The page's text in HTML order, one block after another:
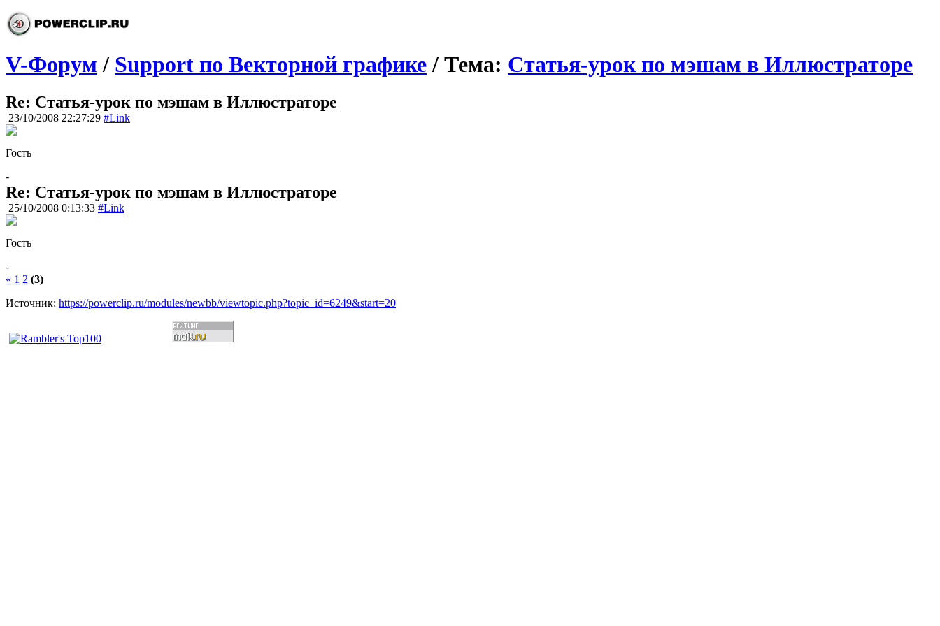
V-Форум / Support по Векторной графике / Тема: Статья-урок по мэшам в Иллюстраторе
Re: Статья-урок по мэшам в Иллюстраторе
23/10/2008 22:27:29 #Link
Гость
-
Re: Статья-урок по мэшам в Иллюстраторе
25/10/2008 0:13:33 #Link
Гость
-
« 1 2 (3)
Источник: https://powerclip.ru/modules/newbb/viewtopic.php?topic_id=6249&start=20